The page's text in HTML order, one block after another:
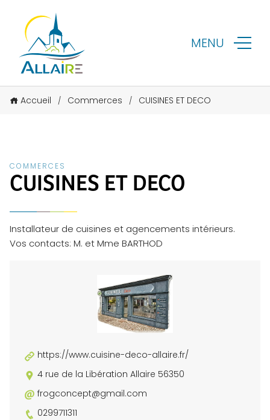
MENU
Accueil / Commerces / CUISINES ET DECO
COMMERCES
CUISINES ET DECO
Installateur de cuisines et agencements intérieurs.
Vos contacts: M. et Mme BARTHOD
https://www.cuisine-deco-allaire.fr/
4 rue de la Libération Allaire 56350
frogconcept@gmail.com
0299711311